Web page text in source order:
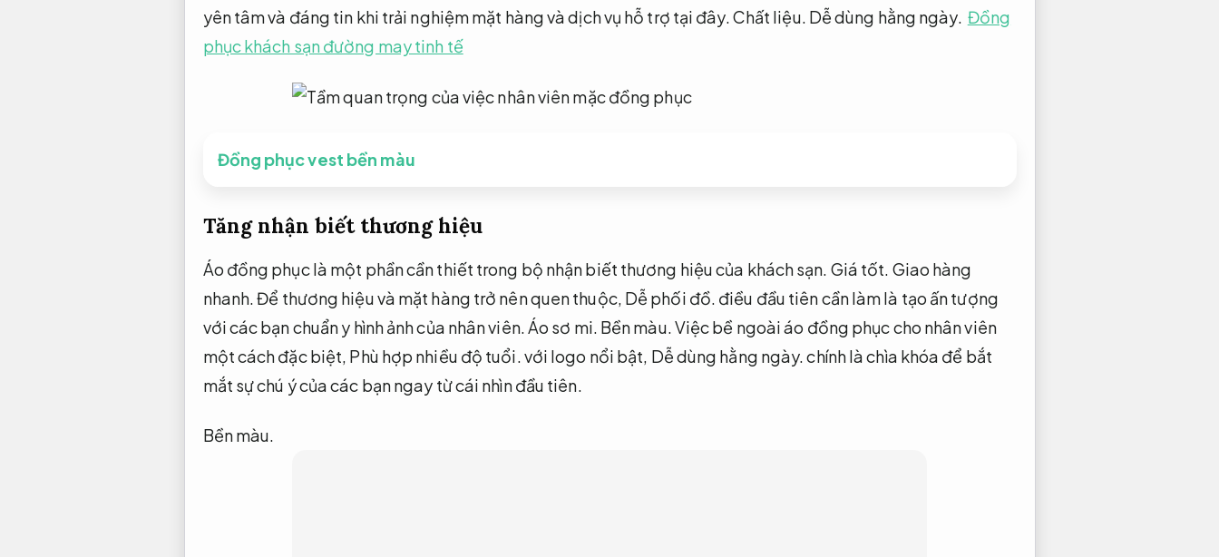
yên tâm và đáng tin khi trải nghiệm mặt hàng và dịch vụ hỗ trợ tại đây.Chất liệu. Dễ dùng hằng ngày. Đồng
phục khách sạn đường may tinh tế
Đồng phục vest bền màu
Tăng nhận biết thương hiệu
Áo đồng phục là một phần cần thiết trong bộ nhận biết thương hiệu của khách sạn. Giá tốt. Giao hàng
nhanh.Để thương hiệu và mặt hàng trở nên quen thuộc, Dễ phối đồ. điều đầu tiên cần làm là tạo ấn tượng
với các bạn chuẩn y hình ảnh của nhân viên.Áo sơ mi. Bền màu.Việc bề ngoài áo đồng phục cho nhân viên
một cách đặc biệt, Phù hợp nhiều độ tuổi.với logo nổi bật, Dễ dùng hằng ngày.chính là chìa khóa để bắt
mắt sự chú ý của các bạn ngay từ cái nhìn đầu tiên.
Bền màu.